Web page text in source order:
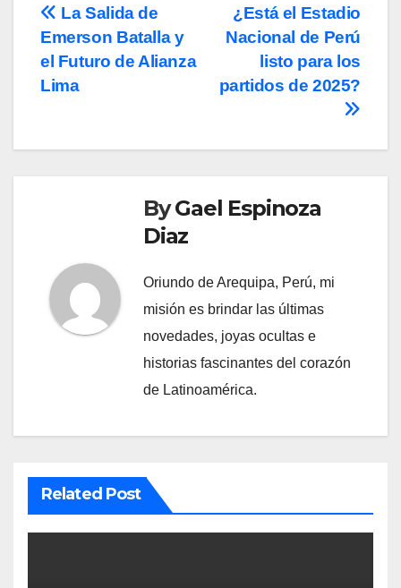
Post
navigation
¿Está el Estadio
Nacional de Perú
listo para los
partidos de 2025?
La Salida de
Emerson Batalla y
el Futuro de Alianza
Lima
ByGael Espinoza
Diaz
Oriundo de Arequipa, Perú, mi
misión es brindar las últimas
novedades, joyas ocultas e
historias fascinantes del corazón
de Latinoamérica.
Related Post